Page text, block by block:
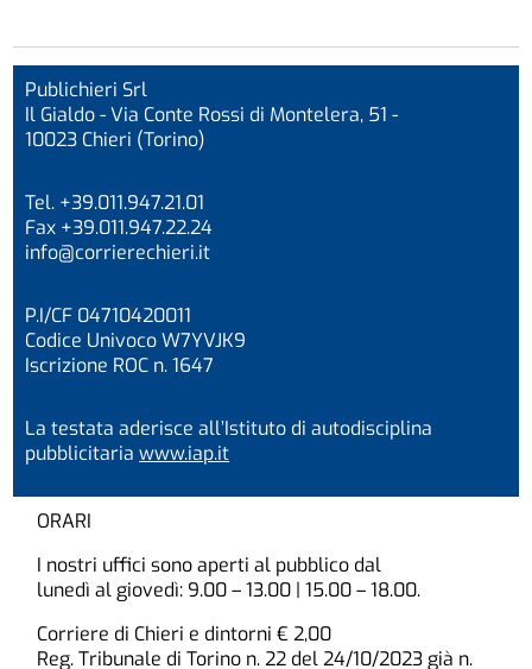
Publichieri Srl
Il Gialdo - Via Conte Rossi di Montelera, 51 -
10023 Chieri (Torino)
Tel. +39.011.947.21.01
Fax +39.011.947.22.24
info@corrierechieri.it
P.I/CF 04710420011
Codice Univoco W7YVJK9
Iscrizione ROC n. 1647
La testata aderisce all’Istituto di autodisciplina
pubblicitariawww.iap.it
ORARI
I nostri uffici sono aperti al pubblico dal
lunedì al giovedì: 9.00 – 13.00 | 15.00 – 18.00.
Corriere di Chieri e dintorni € 2,00
Reg. Tribunale di Torino n. 22 del 24/10/2023 già n.